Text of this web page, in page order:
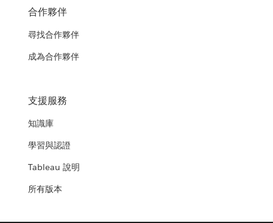
合作夥伴
尋找合作夥伴
成為合作夥伴
支援服務
知識庫
學習與認證
Tableau 說明
所有版本